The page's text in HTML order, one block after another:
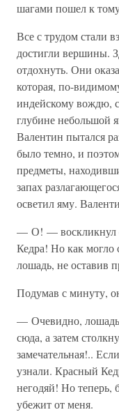
шагами пошел к
Все с трудом стали
достигли вершины.
отдохнуть. Они
которая, по-
индейскому вождю,
глубине небольшой
Валентин пытался
было темно, и
предметы,
запах
осветил яму.
— О! — воскликнул
Кедра! Но как могло
лошадь, не оставив
Подумав с минуту,
— Очевидно, лошадь
сюда, а затем
замечательная!..
узнали. Красный
негодяй! Но теперь,
убежит от меня.